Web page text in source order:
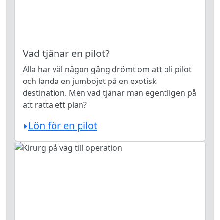
Vad tjänar en pilot?
Alla har väl någon gång drömt om att bli pilot
och landa en jumbojet på en exotisk
destination. Men vad tjänar man egentligen på
att ratta ett plan?
Lön för en pilot